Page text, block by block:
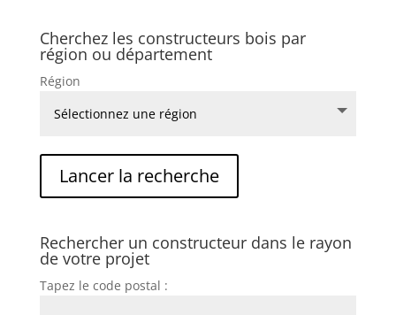
Cherchez les constructeurs bois par
région ou département
Région
Rechercher un constructeur dans le rayon
de votre projet
Tapez le code postal :